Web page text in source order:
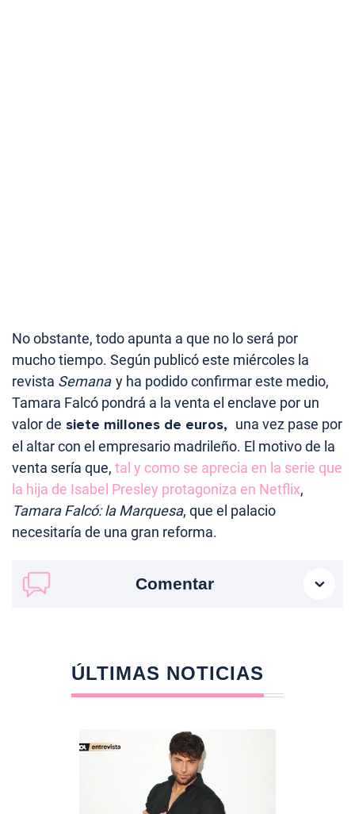
No obstante, todo apunta a que no lo será por
mucho tiempo. Según publicó este miércoles la
revista Semana y ha podido confirmar este medio,
Tamara Falcó pondrá a la venta el enclave por un
valor de siete millones de euros, una vez pase por
el altar con el empresario madrileño. El motivo de la
venta sería que, tal y como se aprecia en la serie que
la hija de Isabel Presley protagoniza en Netflix,
Tamara Falcó: la Marquesa, que el palacio
necesitaría de una gran reforma.
Comentar
ÚLTIMAS NOTICIAS